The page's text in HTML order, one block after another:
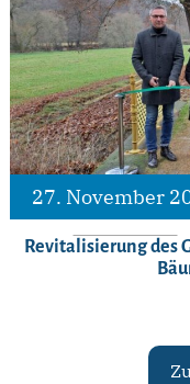
27. November
Revitalisierung des